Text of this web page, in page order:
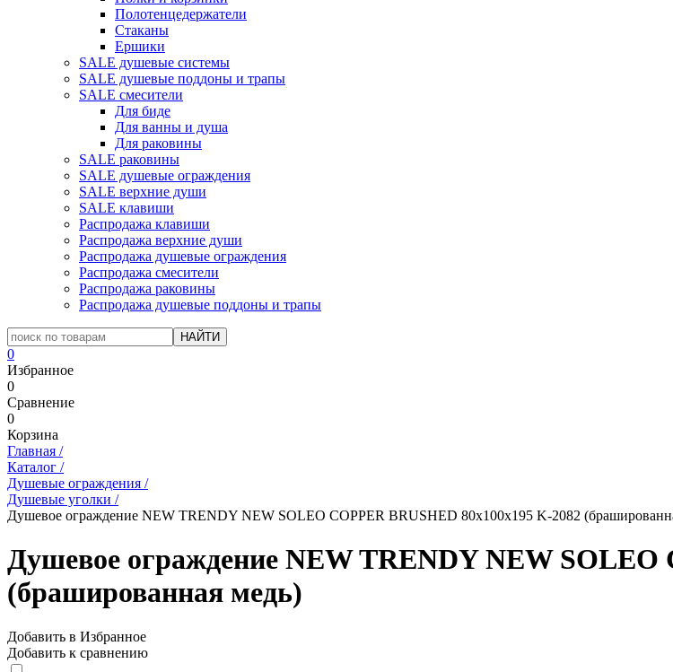
Полотенцедержатели
Стаканы
Ершики
SALE душевые системы
SALE душевые поддоны и трапы
SALE смесители
Для биде
Для ванны и душа
Для раковины
SALE раковины
SALE душевые ограждения
SALE верхние души
SALE клавиши
Распродажа клавиши
Распродажа верхние души
Распродажа душевые ограждения
Распродажа смесители
Распродажа раковины
Распродажа душевые поддоны и трапы
0
Избранное
0
Сравнение
0
Корзина
Главная /
Каталог /
Душевые ограждения /
Душевые уголки /
Душевое ограждение NEW TRENDY NEW SOLEO COPPER BRUSHED 80x100x195 K-2082
Душевое ограждение NEW TRENDY NEW SOLEO
(брашированная медь)
Добавить в Избранное
Добавить к сравнению